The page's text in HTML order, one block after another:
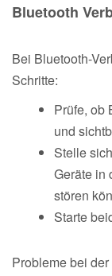
Bluetooth
Bei Bluetooth-
Schritte:
Prüfe, ob
und
Stelle
Geräte in
stören
Starte
Probleme bei